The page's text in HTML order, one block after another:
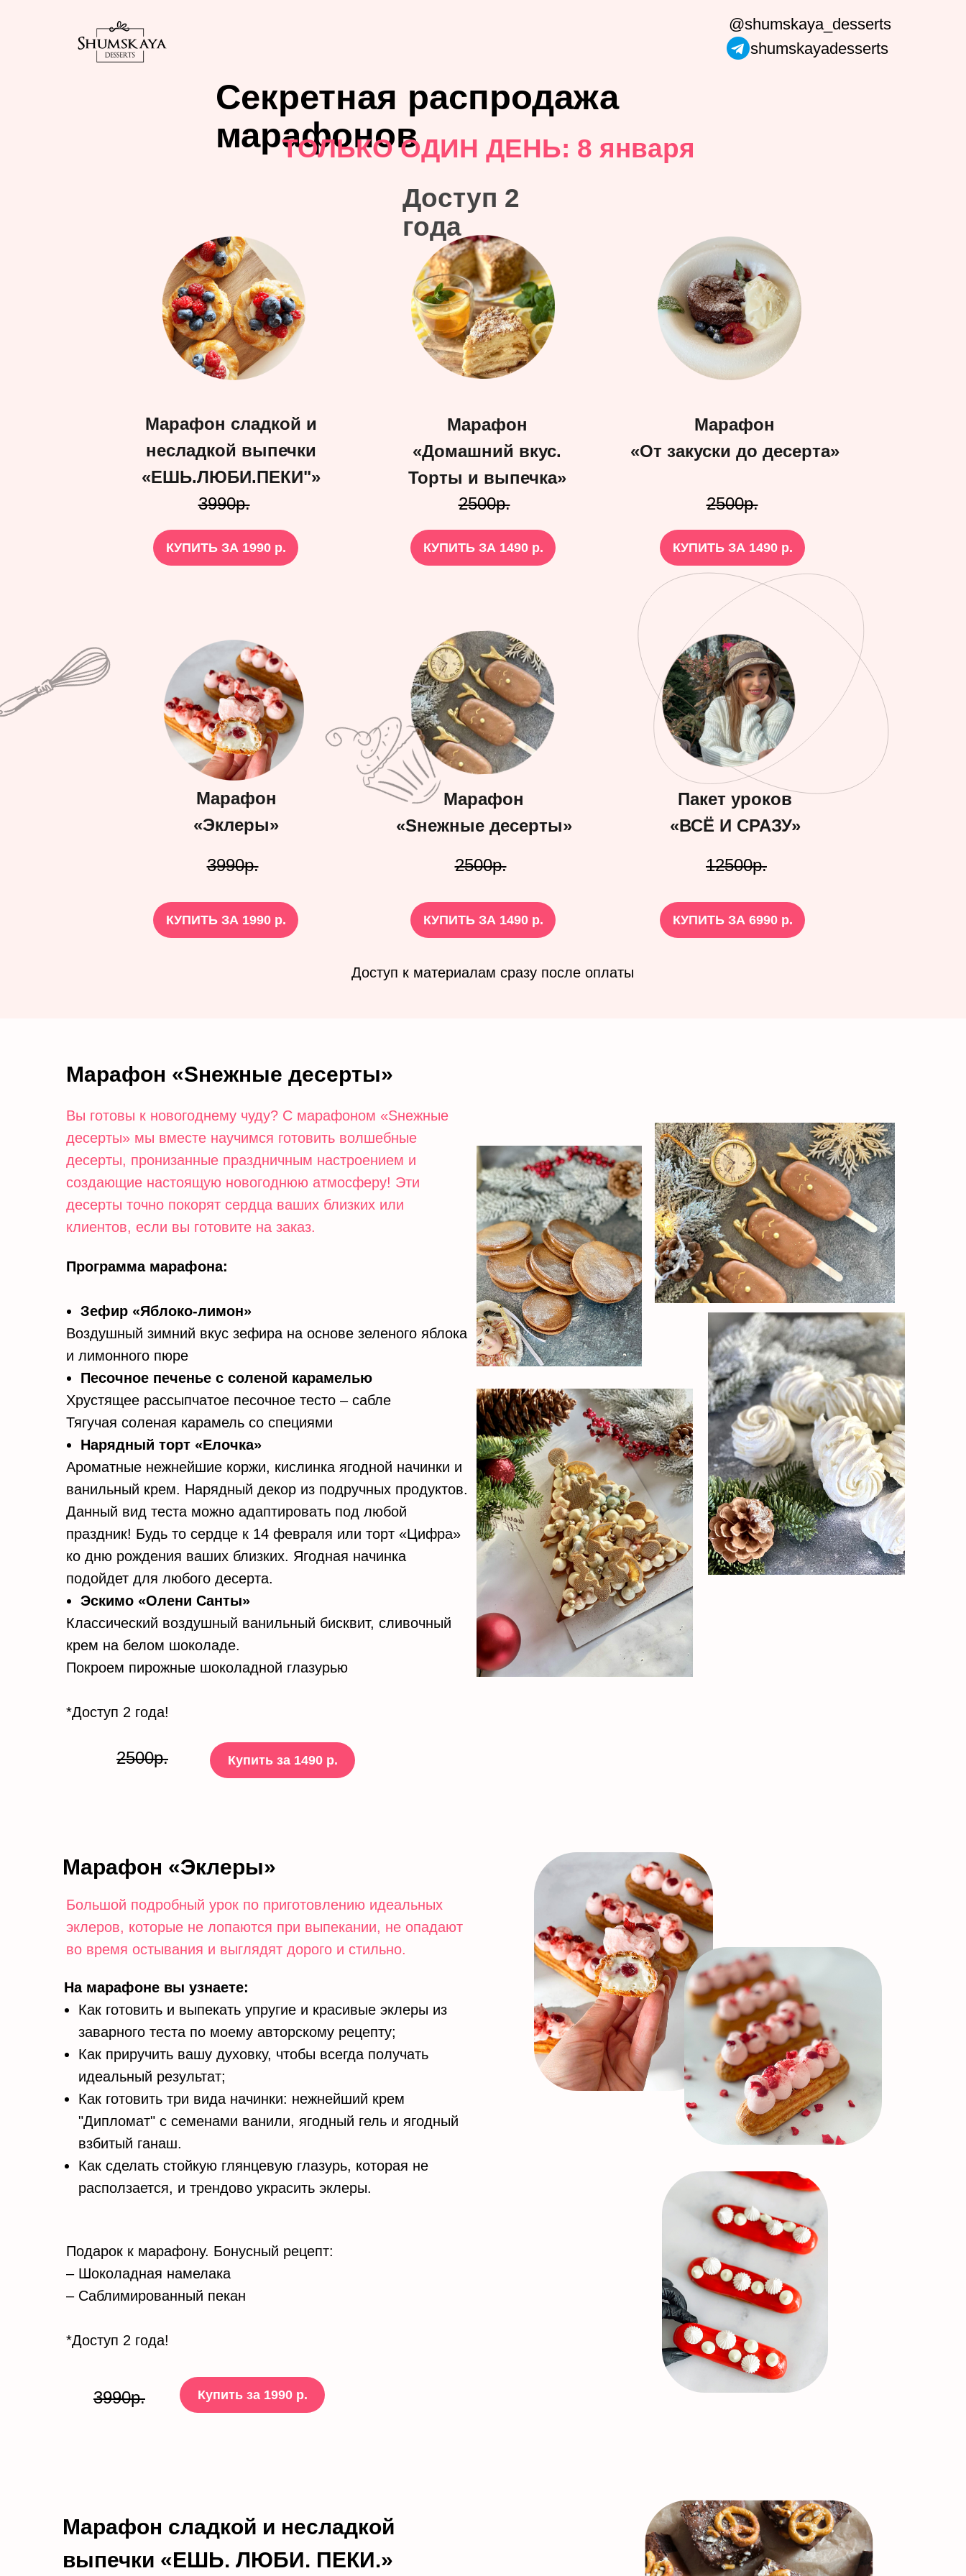
@shumskaya_desserts
КУПИТЬ ЗА 1490 р. КУПИТЬ ЗА 1490 р.
КУПИТЬ ЗА 1990 р.
Марафон
«Домашний вкус.
Торты и выпечка»
Марафон
«От закуски до десерта»
Секретная распродажа
марафонов
Доступ к материалам сразу после оплаты
Марафон сладкой и
несладкой выпечки
«ЕШЬ.ЛЮБИ.ПЕКИ"»
2500р.
3990р. 2500р.
12500р.
КУПИТЬ ЗА 6990 р.
Пакет уроков
«ВСЁ И СРАЗУ»
2500р.
Доступ 2
года
shumskayadesserts
КУПИТЬ ЗА 1490 р.
Марафон
«Sнежные десерты»
КУПИТЬ ЗА 1990 р.
Марафон
«Эклеры»
3990р.
ТОЛЬКО ОДИН ДЕНЬ: 8 января
Марафон «Sнежные десерты»
Вы готовы к новогоднему чуду? С марафоном «Sнежные
десерты» мы вместе научимся готовить волшебные
десерты, пронизанные праздничным настроением и
создающие настоящую новогоднюю атмосферу! Эти
десерты точно покорят сердца ваших близких или
клиентов, если вы готовите на заказ.
Программа марафона:
Зефир «Яблоко-лимон»
Воздушный зимний вкус зефира на основе зеленого яблока
и лимонного пюре
Песочное печенье с соленой карамелью
Хрустящее рассыпчатое песочное тесто – сабле
Тягучая соленая карамель со специями
Нарядный торт «Елочка»
Ароматные нежнейшие коржи, кислинка ягодной начинки и
ванильный крем. Нарядный декор из подручных продуктов.
Данный вид теста можно адаптировать под любой
праздник! Будь то сердце к 14 февраля или торт «Цифра»
ко дню рождения ваших близких. Ягодная начинка
подойдет для любого десерта.
Эскимо «Олени Санты»
Классический воздушный ванильный бисквит, сливочный
крем на белом шоколаде.
Покроем пирожные шоколадной глазурью
*Доступ 2 года!
Купить за 1490 р.
2500р.
Марафон «Эклеры»
Большой подробный урок по приготовлению идеальных
эклеров, которые не лопаются при выпекании, не опадают
во время остывания и выглядят дорого и стильно.
На марафоне вы узнаете:
Как готовить и выпекать упругие и красивые эклеры из
заварного теста по моему авторскому рецепту;
Как приручить вашу духовку, чтобы всегда получать
идеальный результат;
Как готовить три вида начинки: нежнейший крем
"Дипломат" с семенами ванили, ягодный гель и ягодный
взбитый ганаш.
Как сделать стойкую глянцевую глазурь, которая не
расползается, и трендово украсить эклеры.
Купить за 1990 р.
3990р.
Подарок к марафону. Бонусный рецепт:
– Шоколадная намелака
– Саблимированный пекан
*Доступ 2 года!
Марафон сладкой и несладкой
выпечки «ЕШЬ. ЛЮБИ. ПЕКИ.»